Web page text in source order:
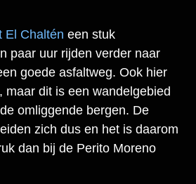
El Chalténeen stuk
paar uur rijden verder naar
goede asfaltweg. Ook hier
maar dit is een wandelgebied
omliggende bergen. De
zich dus en het is daarom
dan bij de Perito Moreno